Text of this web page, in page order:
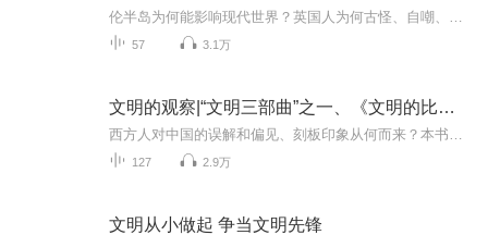
57 3.1万
文明的观察|“文明三部曲”之一、《文明的比较》续篇
127 2.9万
文明从小做起 争当文明先锋